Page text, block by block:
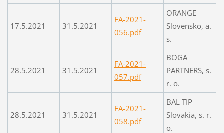
17.5.2021 31.5.2021
FA-2021-
056.pdf
ORANGE
Slovensko, a.
s.
28.5.2021 31.5.2021
FA-2021-
057.pdf
BOGA
PARTNERS, s.
r. o.
28.5.2021 31.5.2021
FA-2021-
058.pdf
BAL TIP
Slovakia, s. r.
o.